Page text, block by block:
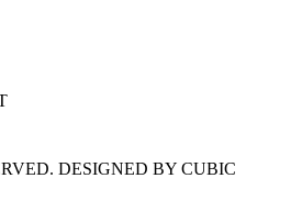
DESIGNED BY CUBIC